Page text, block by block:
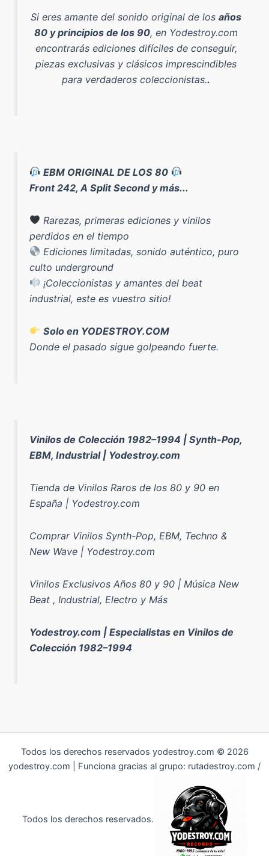
Si eres amante del sonido original de los años
80 y principios de los 90, en Yodestroy.com
encontrarás ediciones difíciles de conseguir,
piezas exclusivas y clásicos imprescindibles
para verdaderos coleccionistas..
EBM ORIGINAL DE LOS 80
Front 242, A Split Second y más...
Rarezas, primeras ediciones y vinilos
perdidos en el tiempo
Ediciones limitadas, sonido auténtico, puro
culto underground
¡Coleccionistas y amantes del beat
industrial, este es vuestro sitio!
Solo en YODESTROY.COM
Donde el pasado sigue golpeando fuerte.
Vinilos de Colección 1982–1994 | Synth-Pop,
EBM, Industrial | Yodestroy.com
Tienda de Vinilos Raros de los 80 y 90 en
España | Yodestroy.com
Comprar Vinilos Synth-Pop, EBM, Techno &
New Wave | Yodestroy.com
Vinilos Exclusivos Años 80 y 90 | Música New
Beat , Industrial, Electro y Más
Yodestroy.com | Especialistas en Vinilos de
Colección 1982–1994
Todos los derechos reservados yodestroy.com © 2026
yodestroy.com | Funciona gracias al grupo: rutadestroy.com /
Todos los derechos reservados.